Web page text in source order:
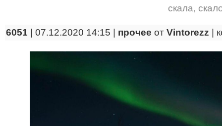
скала,
6051 | 07.12.2020 14:15 | прочее от Vintorezz